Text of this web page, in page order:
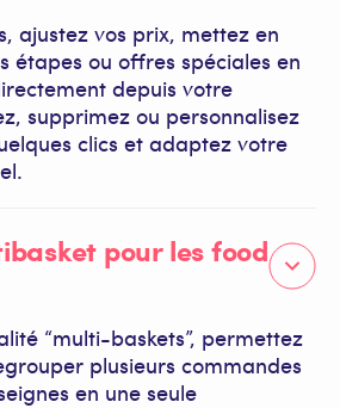
ajustez vos prix, mettez en
étapes ou offres spéciales en
depuis votre
supprimez ou personnalisez
clics et adaptez votre
pour les food
“multi-baskets”, permettez
plusieurs commandes
en une seule